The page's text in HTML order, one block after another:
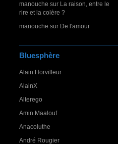
manouche sur La raison, entre le
rire et la colère ?
manouche sur De l'amour
Bluesphère
Alain Horvilleur
AlainX
Alterego
Amin Maalouf
Anacoluthe
André Rougier